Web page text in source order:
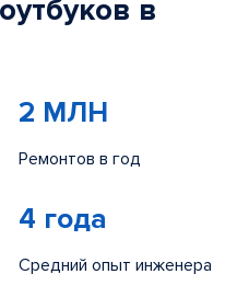
в
2 МЛН
Ремонтов в год
4 года
Средний опыт инженера